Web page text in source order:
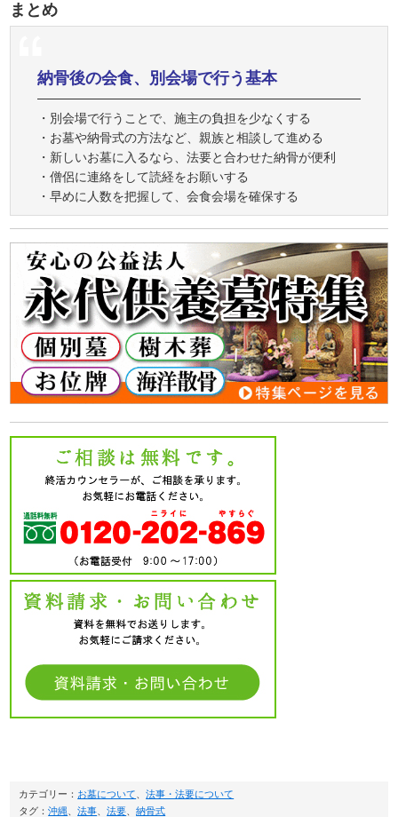
まとめ
納骨後の会食、別会場で行う基本
・別会場で行うことで、施主の負担を少なくする
・お墓や納骨式の方法など、親族と相談して進める
・新しいお墓に入るなら、法要と合わせた納骨が便利
・僧侶に連絡をして読経をお願いする
・早めに人数を把握して、会食会場を確保する
カテゴリー： お墓について 、法事・法要について
タグ：沖縄 、法事 、法要 、納骨式